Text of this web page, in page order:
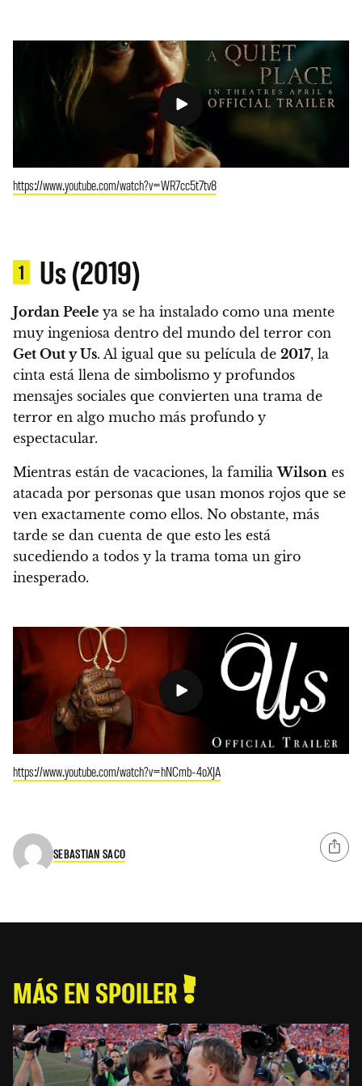
https://www.youtube.com/watch?v=WR7cc5t7tv8
1 Us (2019)
Jordan Peele ya se ha instalado como una mente
muy ingeniosa dentro del mundo del terror con
Get Out y Us. Al igual que su película de 2017, la
cinta está llena de simbolismo y profundos
mensajes sociales que convierten una trama de
terror en algo mucho más profundo y
espectacular.
Mientras están de vacaciones, la familiaWilson es
atacada por personas que usan monos rojos que se
ven exactamente como ellos. No obstante, más
tarde se dan cuenta de que esto les está
sucediendo a todos y la trama toma un giro
inesperado.
https://www.youtube.com/watch?v=hNCmb-4oXJA
SEBASTIAN SACO
MÁS EN SPOILER